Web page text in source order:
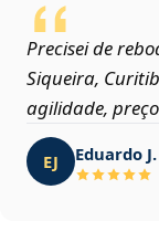
Precisei de
Siqueira,
agilidade,
EJ Eduardo J.